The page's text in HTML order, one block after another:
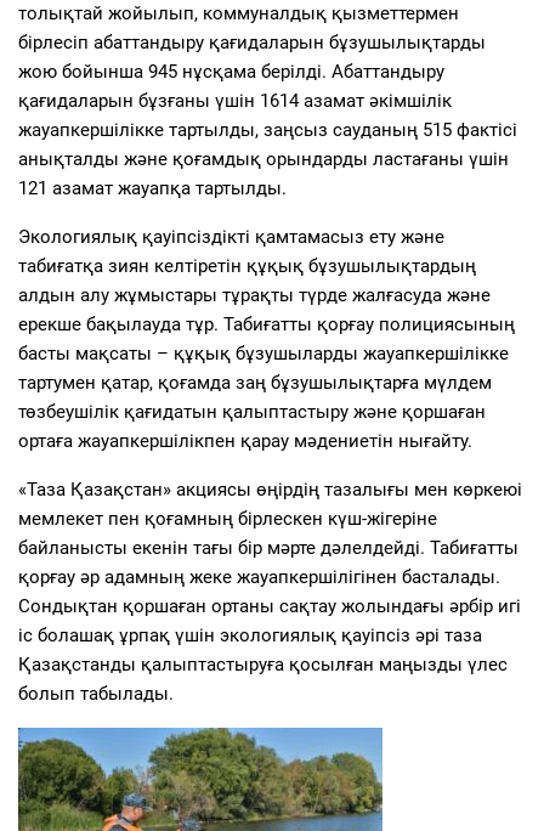
толықтай жойылып, коммуналдық қызметтермен
бірлесіп абаттандыру қағидаларын бұзушылықтарды
жою бойынша 945 нұсқама берілді. Абаттандыру
қағидаларын бұзғаны үшін 1614 азамат әкімшілік
жауапкершілікке тартылды, заңсыз сауданың 515 фактісі
анықталды және қоғамдық орындарды ластағаны үшін
121 азамат жауапқа тартылды.
Экологиялық қауіпсіздікті қамтамасыз ету және
табиғатқа зиян келтіретін құқық бұзушылықтардың
алдын алу жұмыстары тұрақты түрде жалғасуда және
ерекше бақылауда тұр. Табиғатты қорғау полициясының
басты мақсаты – құқық бұзушыларды жауапкершілікке
тартумен қатар, қоғамда заң бұзушылықтарға мүлдем
төзбеушілік қағидатын қалыптастыру және қоршаған
ортаға жауапкершілікпен қарау мәдениетін нығайту.
«Таза Қазақстан» акциясы өңірдің тазалығы мен көркеюі
мемлекет пен қоғамның бірлескен күш-жігеріне
байланысты екенін тағы бір мәрте дәлелдейді. Табиғатты
қорғау әр адамның жеке жауапкершілігінен басталады.
Сондықтан қоршаған ортаны сақтау жолындағы әрбір игі
іс болашақ ұрпақ үшін экологиялық қауіпсіз әрі таза
Қазақстанды қалыптастыруға қосылған маңызды үлес
болып табылады.